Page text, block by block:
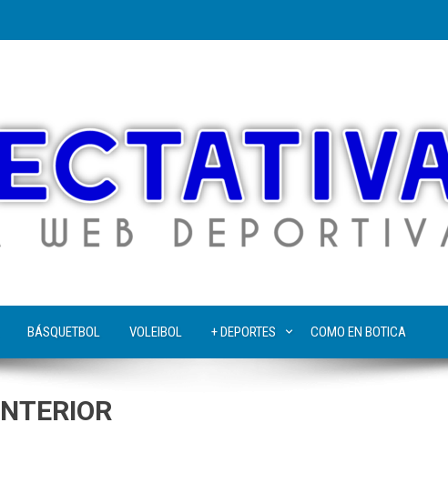
BÁSQUETBOL VOLEIBOL + DEPORTES COMO EN BOTICA